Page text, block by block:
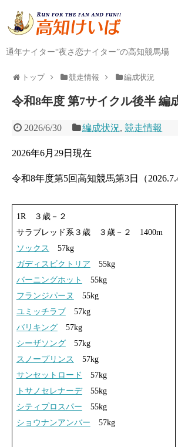
通年ナイター“夜さ恋ナイター”の高知競馬場
トップ 競走情報 編成状況
令和8年度 第7サイクル後半 編
2026/6/30 編成状況,競走情報
2026年6月29日現在
令和8年度第5回高知競馬第3日（
1R ３歳－２
サラブレッド系３歳 ３歳－２ 1400m
ソックス
57kg
ガディスビクトリア 55kg
バーニングホット
55kg
フランジパーヌ
55kg
ユミッチラブ 57kg
バリキング57kg
シーザソング57kg
スノープリンス
57kg
サンセットロード
57kg
トサノセレナーデ55kg
シティプロスパー 55kg
ショウナンアンバー 57kg